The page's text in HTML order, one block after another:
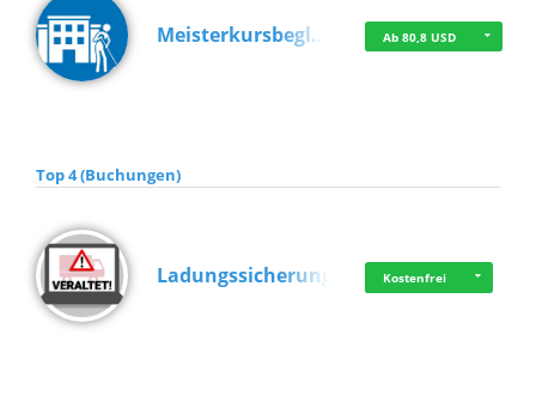
Meisterkursbegl… Ab 80,8 USD
Top 4 (Buchungen)
Ladungssicherung Kostenfrei